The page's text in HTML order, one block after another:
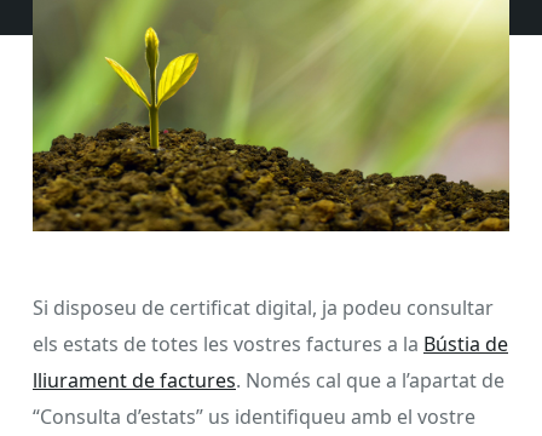
Si disposeu de certificat digital, ja podeu consultar
els estats de totes les vostres factures a la Bústia de
lliurament de factures. Només cal que a l’apartat de
“Consulta d’estats” us identifiqueu amb el vostre